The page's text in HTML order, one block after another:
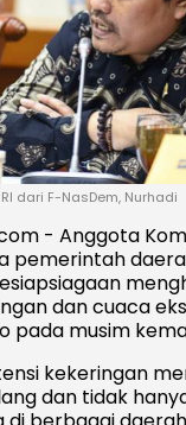
dari F-NasDem, Nurhadi
- Anggota
pemerintah
dan cuaca
pada musim
kekeringan
dan tidak